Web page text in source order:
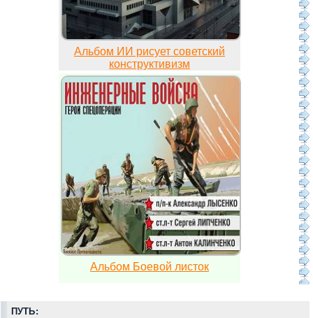
Альбом ИИ рисует советский
конструктивизм
Альбом Боевой листок
ПУТЬ: